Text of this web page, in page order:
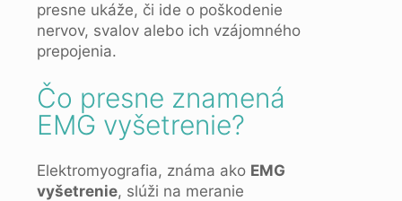
presne ukáže, či ide o poškodenie
nervov, svalov alebo ich vzájomného
prepojenia.
Čo presne znamená
EMG vyšetrenie?
Elektromyografia, známa ako EMG
vyšetrenie, slúži na meranie